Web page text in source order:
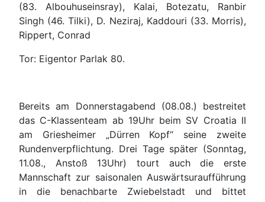
(83. Albouhuseinsray), Kalai, Botezatu, Ranbir
Singh (46. Tilki), D. Neziraj, Kaddouri (33. Morris),
Rippert, Conrad
Tor: Eigentor Parlak 80.
Bereits am Donnerstagabend (08.08.) bestreitet
das C-Klassenteam ab 19Uhr beim SV Croatia II
am Griesheimer „Dürren Kopf“ seine zweite
Rundenverpflichtung. Drei Tage später (Sonntag,
11.08., Anstoß 13Uhr) tourt auch die erste
Mannschaft zur saisonalen Auswärtsuraufführung
in die benachbarte Zwiebelstadt und bittet